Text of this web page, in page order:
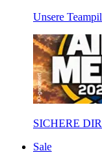
Unsere
SICHERE
Sale